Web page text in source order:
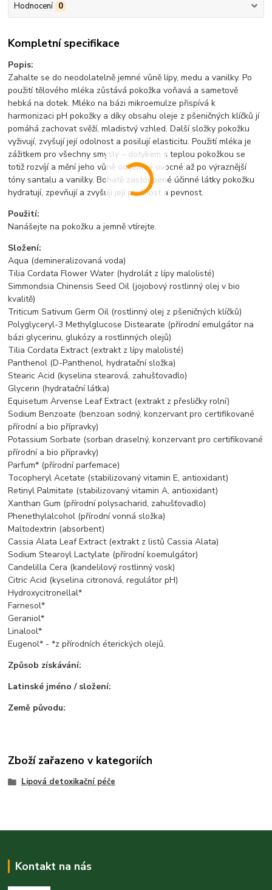
Hodnocení 0
Kompletní specifikace
Popis:
Zahalte se do neodolatelně jemné vůně lípy, medu a vanilky. Po
použití tělového mléka zůstává pokožka voňavá a sametově
hebká na dotek. Mléko na bázi mikroemulze přispívá k
harmonizaci pH pokožky a díky obsahu oleje z pšeničných klíčků jí
pomáhá zachovat svěží, mladistvý vzhled. Další složky pokožku
vyživují, zvyšují její odolnost a posilují elasticitu. Použití mléka je
zážitkem pro všechny smysly – dotykem s teplou pokožkou se
totiž rozvíjí a mění jeho vůně od jemné ovocné až po výraznější
tóny santalu a vanilky. Bohatě zastoupené účinné látky pokožku
hydratují, zpevňují a zvyšují její pružnost a pevnost.
Použití:
Nanášejte na pokožku a jemně vtírejte.
Složení:
Aqua (demineralizovaná voda)
Tilia Cordata Flower Water (hydrolát z lípy malolisté)
Simmondsia Chinensis Seed Oil (jojobový rostlinný olej v bio
kvalitě)
Triticum Sativum Germ Oil (rostlinný olej z pšeničných klíčků)
Polyglyceryl-3 Methylglucose Distearate (přírodní emulgátor na
bázi glycerinu, glukózy a rostlinných olejů)
Tilia Cordata Extract (extrakt z lípy malolisté)
Panthenol (D-Panthenol, hydratační složka)
Stearic Acid (kyselina stearová, zahušťovadlo)
Glycerin (hydratační látka)
Equisetum Arvense Leaf Extract (extrakt z přesličky rolní)
Sodium Benzoate (benzoan sodný, konzervant pro certifikované
přírodní a bio přípravky)
Potassium Sorbate (sorban draselný, konzervant pro certifikované
přírodní a bio přípravky)
Parfum* (přírodní parfemace)
Tocopheryl Acetate (stabilizovaný vitamin E, antioxidant)
Retinyl Palmitate (stabilizovaný vitamin A, antioxidant)
Xanthan Gum (přírodní polysacharid, zahušťovadlo)
Phenethylalcohol (přírodní vonná složka)
Maltodextrin (absorbent)
Cassia Alata Leaf Extract (extrakt z listů Cassia Alata)
Sodium Stearoyl Lactylate (přírodní koemulgátor)
Candelilla Cera (kandelilový rostlinný vosk)
Citric Acid (kyselina citronová, regulátor pH)
Hydroxycitronellal*
Farnesol*
Geraniol*
Linalool*
Eugenol* - *z přírodních éterických olejů.
Způsob získávání:
Latinské jméno / složení:
Země původu:
Zboží zařazeno v kategoriích
Lipová detoxikační péče
Kontakt na nás